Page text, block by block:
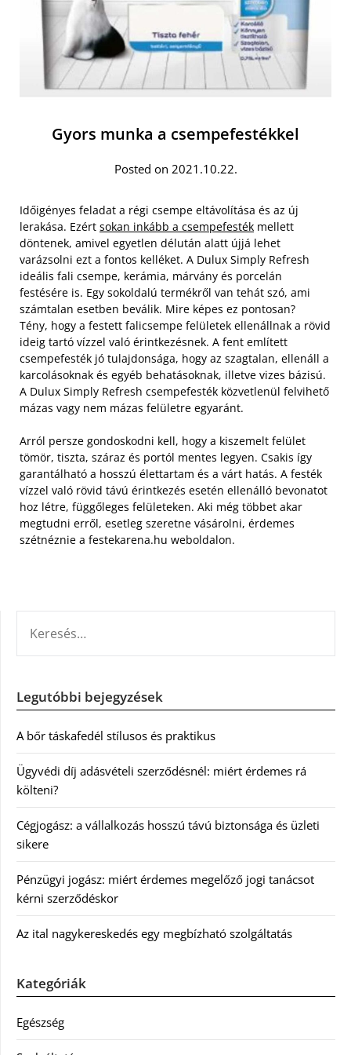
Gyors munka a csempefestékkel
Posted on 2021.10.22.
Időigényes feladat a régi csempe eltávolítása és az új
lerakása. Ezért sokan inkább a csempefesték mellett
döntenek, amivel egyetlen délután alatt újjá lehet
varázsolni ezt a fontos kelléket. A Dulux Simply Refresh
ideális fali csempe, kerámia, márvány és porcelán
festésére is. Egy sokoldalú termékről van tehát szó, ami
számtalan esetben beválik. Mire képes ez pontosan?
Tény, hogy a festett falicsempe felületek ellenállnak a rövid
ideig tartó vízzel való érintkezésnek. A fent említett
csempefesték jó tulajdonsága, hogy az szagtalan, ellenáll a
karcolásoknak és egyéb behatásoknak, illetve vizes bázisú.
A Dulux Simply Refresh csempefesték közvetlenül felvihető
mázas vagy nem mázas felületre egyaránt.
Arról persze gondoskodni kell, hogy a kiszemelt felület
tömör, tiszta, száraz és portól mentes legyen. Csakis így
garantálható a hosszú élettartam és a várt hatás. A festék
vízzel való rövid távú érintkezés esetén ellenálló bevonatot
hoz létre, függőleges felületeken. Aki még többet akar
megtudni erről, esetleg szeretne vásárolni, érdemes
szétnéznie a festekarena.hu weboldalon.
Legutóbbi bejegyzések
A bőr táskafedél stílusos és praktikus
Ügyvédi díj adásvételi szerződésnél: miért érdemes rá
költeni?
Cégjogász: a vállalkozás hosszú távú biztonsága és üzleti
sikere
Pénzügyi jogász: miért érdemes megelőző jogi tanácsot
kérni szerződéskor
Az ital nagykereskedés egy megbízható szolgáltatás
Kategóriák
Egészség